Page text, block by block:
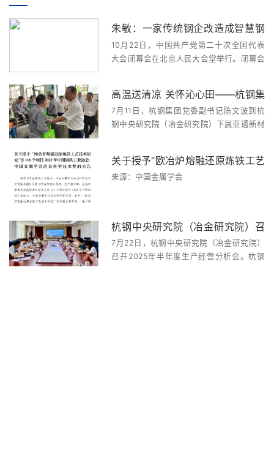
朱敏：一家传统钢企改造成智慧钢
厂后，生产效率提升了30%
10月22日，中国共产党第二十次全国代表
大会闭幕会在北京人民大会堂举行。闭幕会
集中管控了上百道生产工序，连接了数千台
设备。这样的...
高温送清凉 关怀沁心田——杭钢集
团党委副书记陈文波慰问亚通新材
7月11日，杭钢集团党委副书记陈文波到杭
钢中央研究院（冶金研究院）下属亚通新材
与关怀。集团公司工会副主席、党委组织部
副部长韦云萍及杭钢...
关于授予“欧冶炉熔融还原炼铁工艺
技术研究”等111个项目
属学会冶金科学技术奖的公告
来源：中国金属学会
杭钢中央研究院（冶金研究院）召
开2025年半年度生产经营分析会
7月22日，杭钢中央研究院（冶金研究院）
召开2025年半年度生产经营分析会。杭钢